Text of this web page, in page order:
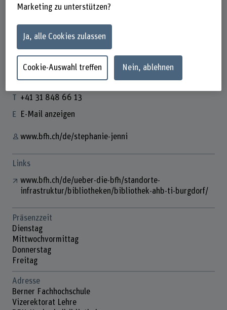
Stephanie Jenni
Fachspezialistin Hochschulbibliothek
Kontakt
+41 31 848 66 13
E-Mail anzeigen
www.bfh.ch/de/stephanie-jenni
Links
www.bfh.ch/de/ueber-die-bfh/standorte-
infrastruktur/bibliotheken/bibliothek-ahb-ti-burgdorf/
Präsenzzeit
Dienstag
Mittwochvormittag
Donnerstag
Freitag
Adresse
Berner Fachhochschule
Vizerektorat Lehre
Marketing zu unterstützen?
Ja, alle Cookies zulassen
Cookie-Auswahl treffen Nein, ablehnen